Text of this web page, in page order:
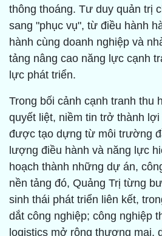
thông thoáng. Tư duy quản trị
sang "phục vụ", từ điều hành
hành cùng doanh nghiệp và
tảng nâng cao năng lực cạnh
lực phát triển.
Trong bối cảnh cạnh tranh thu
quyết liệt, niềm tin trở thành
được tạo dựng từ môi trường
lượng điều hành và năng lực
hoạch thành những dự án,
nền tảng đó, Quảng Trị từng
sinh thái phát triển liên kết,
dắt công nghiệp; công nghiệp
logistics mở rộng thương mại,